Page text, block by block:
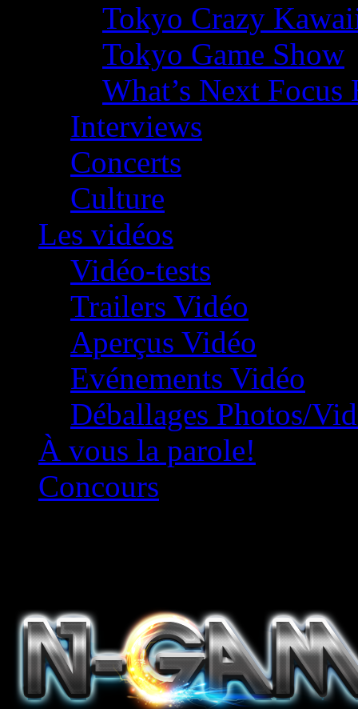
Tokyo Crazy
Tokyo Game Show
What’s Next
Interviews
Concerts
Culture
Les vidéos
Vidéo-tests
Trailers Vidéo
Aperçus Vidéo
Evénements Vidéo
Déballages Photos/
À vous la parole!
Concours